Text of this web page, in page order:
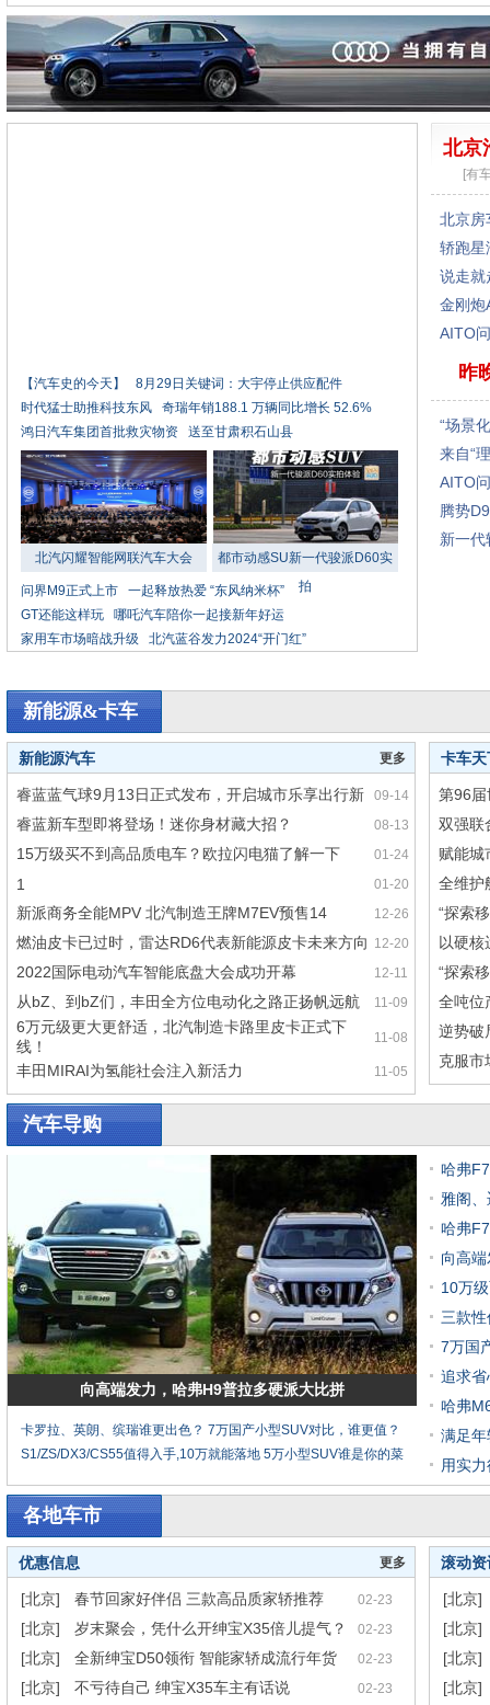
【汽车史的今天】
8月29日关键词：大宇停止供应配件
时代猛士助推科技东风
奇瑞年销188.1 万辆同比增长 52.6%
鸿日汽车集团首批救灾物资
送至甘肃积石山县
北汽闪耀智能网联汽车大会
都市动感SU新一代骏派D60实
拍
问界M9正式上市
一起释放热爱 “东风纳米杯”
GT还能这样玩
哪吒汽车陪你一起接新年好运
家用车市场暗战升级
北汽蓝谷发力2024“开门红”
北京
[有
北京房
轿跑星
说走就
金刚炮
AITO
昨
“场景
来自“
AITO
腾势
新一代
新能源&卡车
新能源汽车 更多
睿蓝蓝气球9月13日正式发布，开启城市乐享出行新 09-14
睿蓝新车型即将登场！迷你身材藏大招？ 08-13
15万级买不到高品质电车？欧拉闪电猫了解一下 01-24
1 01-20
新派商务全能MPV 北汽制造王牌M7EV预售14 12-26
燃油皮卡已过时，雷达RD6代表新能源皮卡未来方向 12-20
2022国际电动汽车智能底盘大会成功开幕 12-11
从bZ、到bZ们，丰田全方位电动化之路正扬帆远航 11-09
6万元级更大更舒适，北汽制造卡路里皮卡正式下
线！
11-08
丰田MIRAI为氢能社会注入新活力 11-05
卡车天
第96届
双强联
赋能城
全维护
“探索
以硬
“探索
全吨位
逆势破
克服市
汽车导购
向高端发力，哈弗H9普拉多硬派大比拼
卡罗拉、英朗、缤瑞谁更出色？ 7万国产小型SUV对比，谁更值？
S1/ZS/DX3/CS55值得入手,10万就能落地 5万小型SUV谁是你的菜
哈弗
雅阁
哈弗
向高
10万
三款
7万国
追求
哈弗
满足
用实
各地车市
优惠信息 更多
[北京] 春节回家好伴侣 三款高品质家轿推荐 02-23
[北京] 岁末聚会，凭什么开绅宝X35倍儿提气？ 02-23
[北京] 全新绅宝D50领衔 智能家轿成流行年货 02-23
[北京] 不亏待自己 绅宝X35车主有话说 02-23
滚动资
[北京]
[北京]
[北京]
[北京]